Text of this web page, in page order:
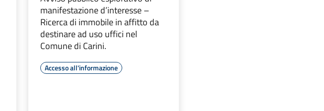
manifestazione d’interesse –
Ricerca di immobile in affitto da
destinare ad uso uffici nel
Comune di Carini.
Accesso all'informazione